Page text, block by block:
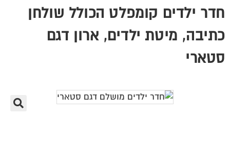
חדר ילדים קומפלט הכולל שולחן
כתיבה, מיטת ילדים, ארון דגם
סטארי